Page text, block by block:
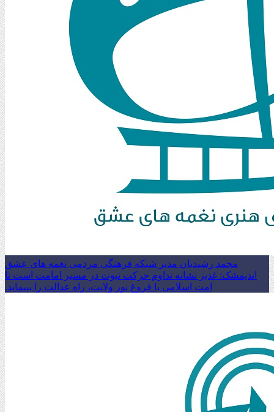
محمد رشیدیان مدیر شبکه فرهنگی مردمی نغمه های عشق
اندیمشک: غدیر نشانه تداوم حرکت نبوت در مسیر امامت است تا
امت اسلامی با فروغ نور ولایت، راه عدالت را بپیماید.